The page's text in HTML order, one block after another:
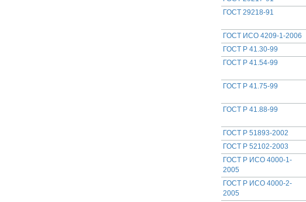
ГОСТ 29218-91
ГОСТ ИСО 4209-1-2006
ГОСТ Р 41.30-99
ГОСТ Р 41.54-99
ГОСТ Р 41.75-99
ГОСТ Р 41.88-99
ГОСТ Р 51893-2002
ГОСТ Р 52102-2003
ГОСТ Р ИСО 4000-1-
2005
ГОСТ Р ИСО 4000-2-
2005